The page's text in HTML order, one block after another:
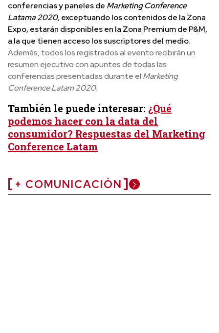
conferencias y paneles de Marketing Conference
Latama 2020,exceptuando los contenidos de la Zona
Expo, estarán disponibles en la Zona Premium de P&M,
a la que tienen acceso los suscriptores del medio.
Además, todos los registrados al evento recibirán un
resumen ejecutivo con apuntes de todas las
conferencias presentadas durante el Marketing
Conference Latam 2020.
También le puede interesar: ¿Qué
podemos hacer con la data del
consumidor? Respuestas del Marketing
Conference Latam
+ COMUNICACIÓN